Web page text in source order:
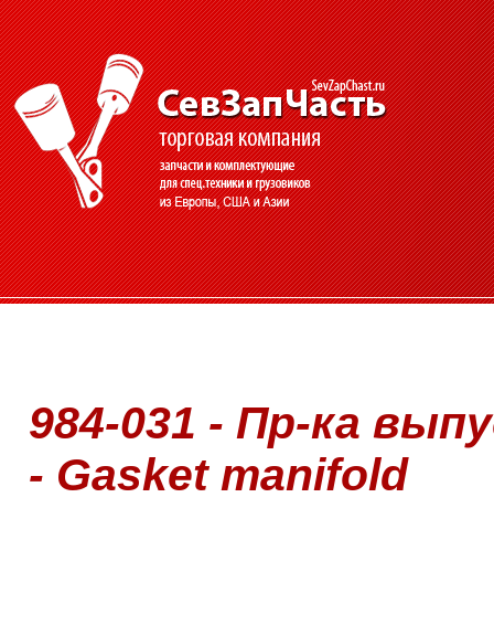
984-031 - Пр-ка
- Gasket manifold